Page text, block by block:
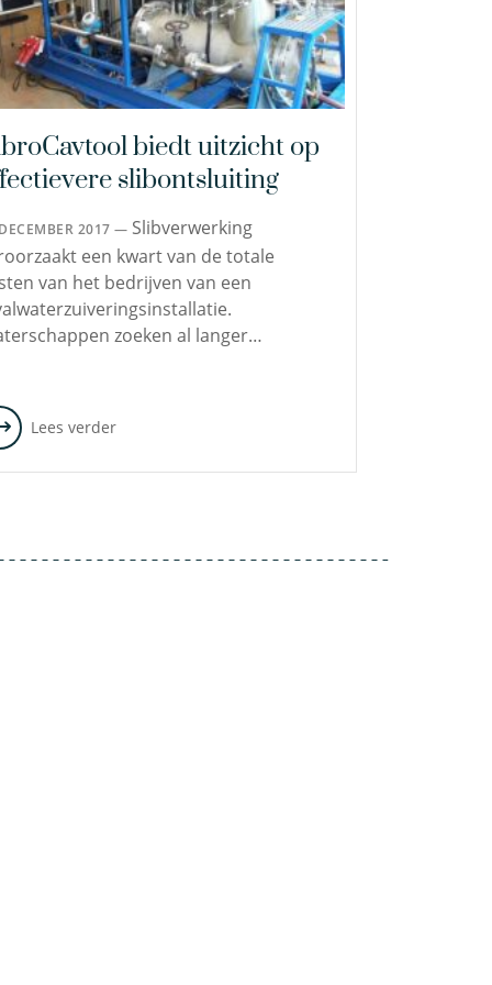
biedt uitzicht op
slibontsluiting
2017 — Slibverwerking
een kwart van de totale
van het bedrijven van een
zoeken al langer…
Lees verder